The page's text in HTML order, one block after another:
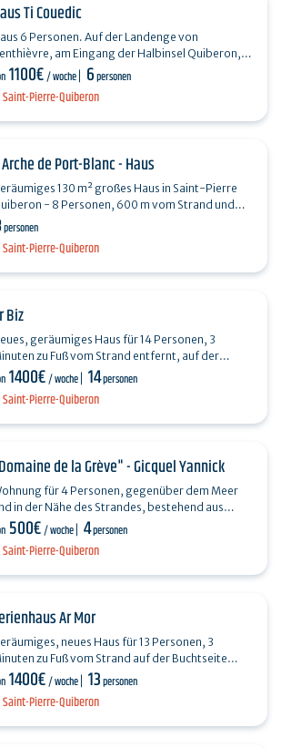
Pierre-Quiberon
Ti Couedic
6 Personen. Auf der Landenge von
am Eingang der Halbinsel Quiberon,
das Haus Ti Couedic durch sein
Wohnzimmer,…
1100€/ woche 6personen
Pierre-Quiberon
de Port-Blanc - Haus
130 m² großes Haus in Saint-Pierre
- 8 Personen, 600 m vom Strand und
Stadtzentrum entfernt. Nur 600 Meter vom
von…
personen
Pierre-Quiberon
Biz
geräumiges Haus für 14 Personen, 3
zu Fuß vom Strand entfernt, auf der
AR BIZ ist auf 3 Ebenen verteilt. Seine
1400€/ woche 14personen
Pierre-Quiberon
de la Grève" - Gicquel Yannick
für 4 Personen, gegenüber dem Meer
in der Nähe des Strandes, bestehend aus
Eingang, einer offenen Küche mit
500€/ woche 4personen
Pierre-Quiberon
Ar Mor
neues Haus für 13 Personen, 3
zu Fuß vom Strand auf der Buchtseite
Ar Mor bietet 170m², die sich auf zwei
1400€/ woche 13personen